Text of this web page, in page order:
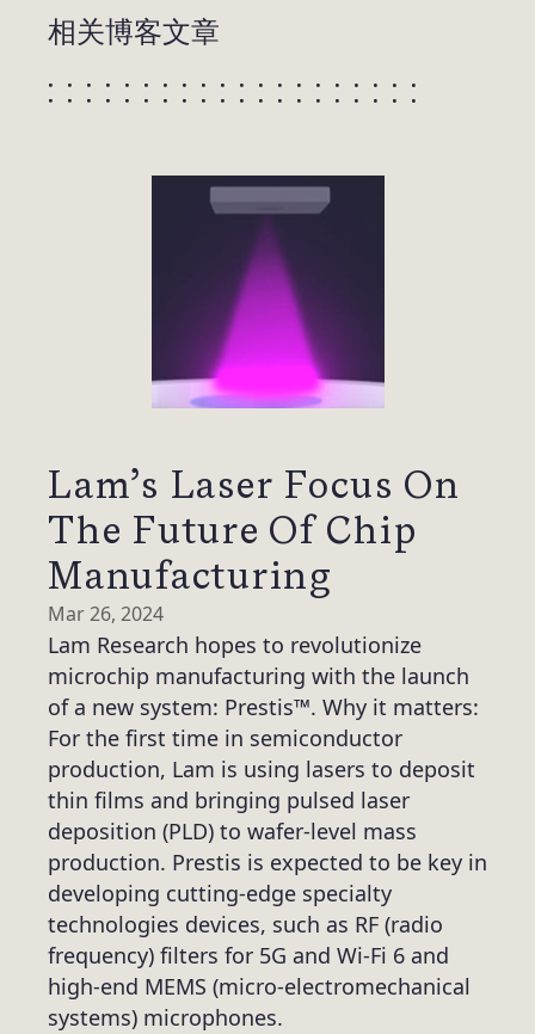
相关博客文章
Lam’s Laser Focus On
The Future Of Chip
Manufacturing
Mar 26, 2024
Lam Research hopes to revolutionize
microchip manufacturing with the launch
of a new system: Prestis™. Why it matters:
For the first time in semiconductor
production, Lam is using lasers to deposit
thin films and bringing pulsed laser
deposition (PLD) to wafer-level mass
production. Prestis is expected to be key in
developing cutting-edge specialty
technologies devices, such as RF (radio
frequency) filters for 5G and Wi-Fi 6 and
high-end MEMS (micro-electromechanical
systems) microphones.